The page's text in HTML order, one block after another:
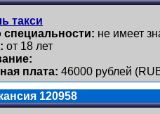
такси
не имеет
от 18 лет
плата: 46000 рублей
120958